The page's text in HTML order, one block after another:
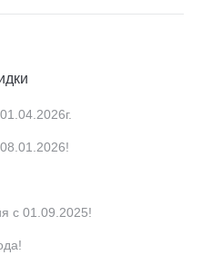
с 01.09.2025!